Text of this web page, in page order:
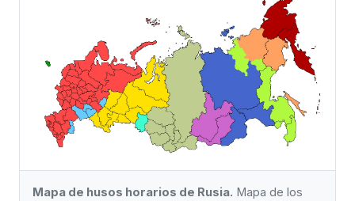
Mapa de husos horarios de Rusia. Mapa de los